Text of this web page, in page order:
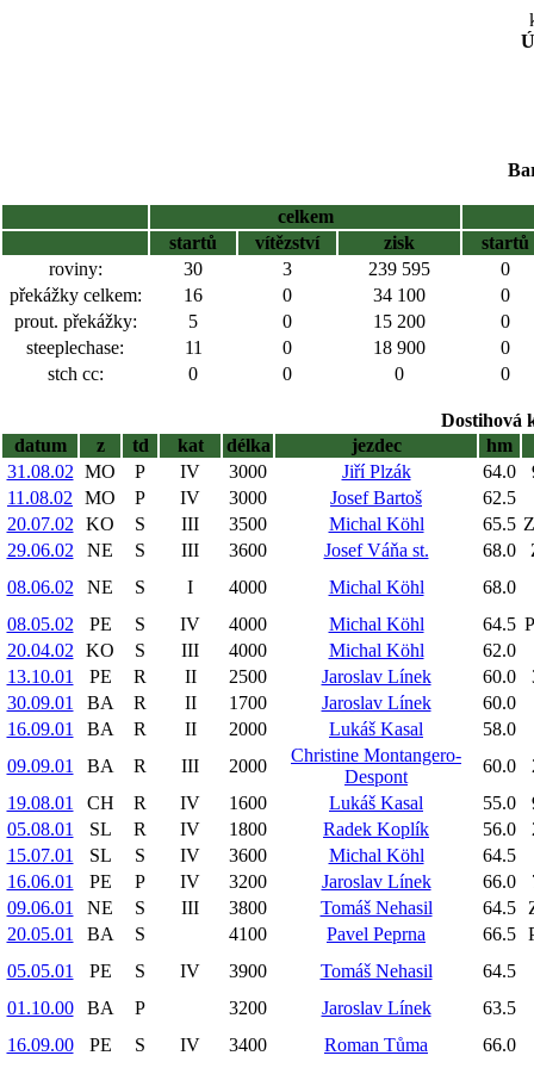
celkem
startů
vítězství zisk
startů
roviny:
30 3 239 595
0
překážky celkem:
16 0 34 100
0
prout. překážky:
5 0 15 200
0
steeplechase:
11 0 18 900
0
stch cc:
0 0 0 0
Dostihová
datum
z td kat délka jezdec
hm
31.08.02 MO P IV 3000 Jiří Plzák 64.0
11.08.02
MO P IV 3000 Josef Bartoš
62.5
20.07.02
KO S III 3500 Michal Köhl 65.5
29.06.02
NE S III 3600 Josef Váňa st. 68.0
08.06.02
NE S I 4000 Michal Köhl
68.0
08.05.02
PE S IV 4000 Michal Köhl 64.5
20.04.02
KO S III 4000 Michal Köhl
62.0
13.10.01
PE R II 2500 Jaroslav Línek 60.0
30.09.01
BA R II 1700 Jaroslav Línek
60.0
16.09.01
BA R II 2000 Lukáš Kasal
58.0
09.09.01
BA R III 2000
Christine Montangero-
Despont
60.0
19.08.01
CH R IV 1600 Lukáš Kasal 55.0
05.08.01
SL R IV 1800 Radek Koplík 56.0
15.07.01
SL S IV 3600 Michal Köhl
64.5
16.06.01
PE P IV 3200 Jaroslav Línek 66.0
09.06.01
NE S III 3800 Tomáš Nehasil 64.5
20.05.01
BA S 4100 Pavel Peprna 66.5
05.05.01
PE S IV 3900 Tomáš Nehasil
64.5
01.10.00
BA P 3200 Jaroslav Línek
63.5
16.09.00
PE S IV 3400 Roman Tůma
66.0